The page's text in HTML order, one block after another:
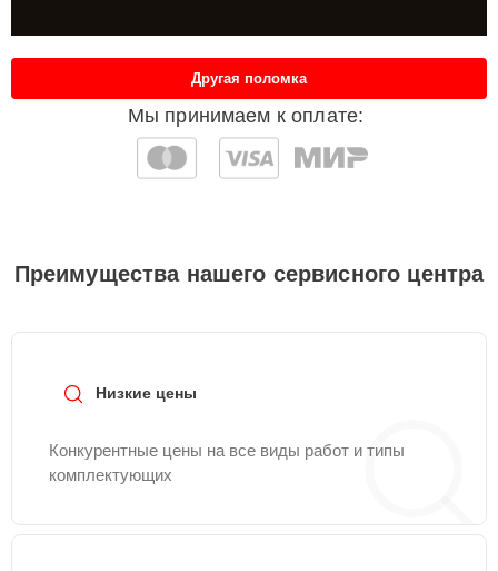
Мы принимаем к оплате:
Другая поломка
Преимущества нашего сервисного центра
Низкие цены
Конкурентные цены на все виды работ и типы
комплектующих